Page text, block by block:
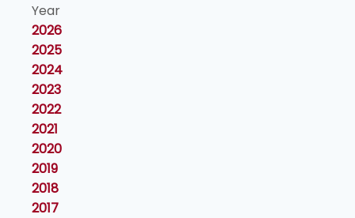
Year
2026
2025
2024
2023
2022
2021
2020
2019
2018
2017